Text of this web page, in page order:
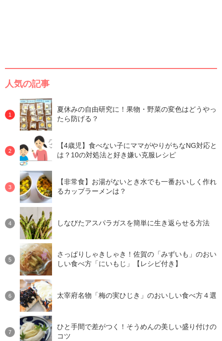
人気の記事
夏休みの自由研究に！果物・野菜の変色はどうやっ
たら防げる？
【4歳児】食べない子にママがやりがちなNG対応と
は？10の対処法と好き嫌い克服レシピ
【非常食】お湯がないとき水でも一番おいしく作れ
るカップラーメンは？
しなびたアスパラガスを簡単に生き返らせる方法
さっぱりしゃきしゃき！佐賀の「みずいも」のおい
しい食べ方「にいもじ」【レシピ付き】
太宰府名物「梅の実ひじき」のおいしい食べ方４選
ひと手間で差がつく！そうめんの美しい盛り付けの
コツ